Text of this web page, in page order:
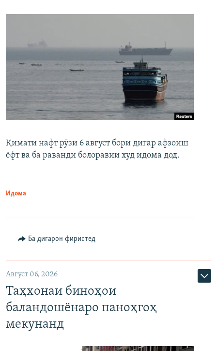
Қимати нафт рӯзи 6 август бори дигар афзоиш
ёфт ва ба раванди болоравии худ идома дод.
Идома
Ба дигарон фиристед
Август 06, 2026
Таҳхонаи биноҳои
баландошёнаро паноҳгоҳ
мекунанд